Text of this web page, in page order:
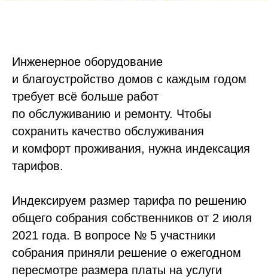
Инженерное оборудование
и благоустройство домов с каждым годом
требует всё больше работ
по обслуживанию и ремонту. Чтобы
сохранить качество обслуживания
и комфорт проживания, нужна индексация
тарифов.
Индексируем размер тарифа по решению
общего собрания собственников от 2 июля
2021 года. В вопросе № 5 участники
собрания приняли решение о ежегодном
пересмотре размера платы на услуги